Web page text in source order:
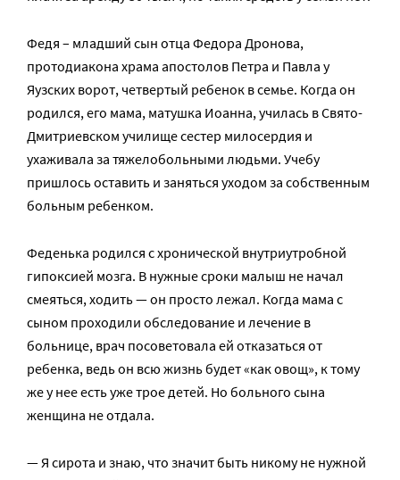
Федя – младший сын отца Федора Дронова,
протодиакона храма апостолов Петра и Павла у
Яузских ворот, четвертый ребенок в семье. Когда он
родился, его мама, матушка Иоанна, училась в Свято-
Дмитриевском училище сестер милосердия и
ухаживала за тяжелобольными людьми. Учебу
пришлось оставить и заняться уходом за собственным
больным ребенком.
Феденька родился с хронической внутриутробной
гипоксией мозга. В нужные сроки малыш не начал
смеяться, ходить — он просто лежал. Когда мама с
сыном проходили обследование и лечение в
больнице, врач посоветовала ей отказаться от
ребенка, ведь он всю жизнь будет «как овощ», к тому
же у нее есть уже трое детей. Но больного сына
женщина не отдала.
— Я сирота и знаю, что значит быть никому не нужной